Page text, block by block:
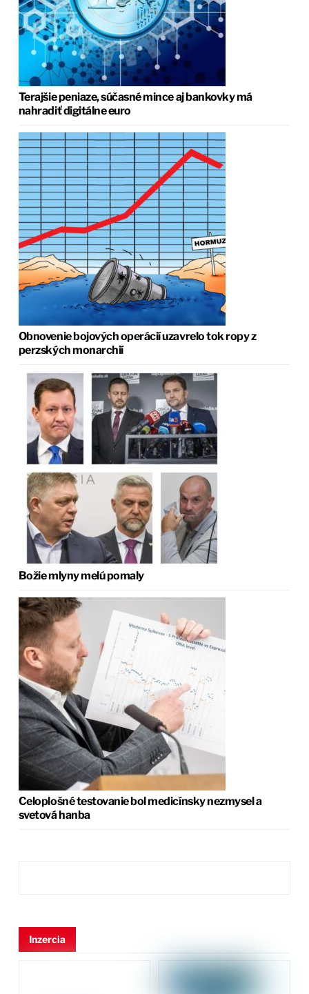
Terajšie peniaze, súčasné mince aj bankovky má
nahradiť digitálne euro
Obnovenie bojových operácií uzavrelo tok ropy z
perzských monarchií
Božie mlyny melú pomaly
Celoplošné testovanie bol medicínsky nezmysel a
svetová hanba
Inzercia